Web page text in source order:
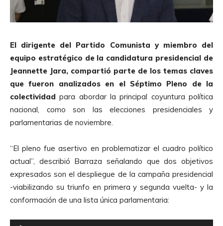
El dirigente del Partido Comunista y miembro del
equipo estratégico de la candidatura presidencial de
Jeannette Jara, compartió parte de los temas claves
que fueron analizados en el Séptimo Pleno de la
colectividad para abordar la principal coyuntura política
nacional, como son las elecciones presidenciales y
parlamentarias de noviembre.
“El pleno fue asertivo en problematizar el cuadro político
actual”, describió Barraza señalando que dos objetivos
expresados son el despliegue de la campaña presidencial
-viabilizando su triunfo en primera y segunda vuelta- y la
conformación de una lista única parlamentaria: